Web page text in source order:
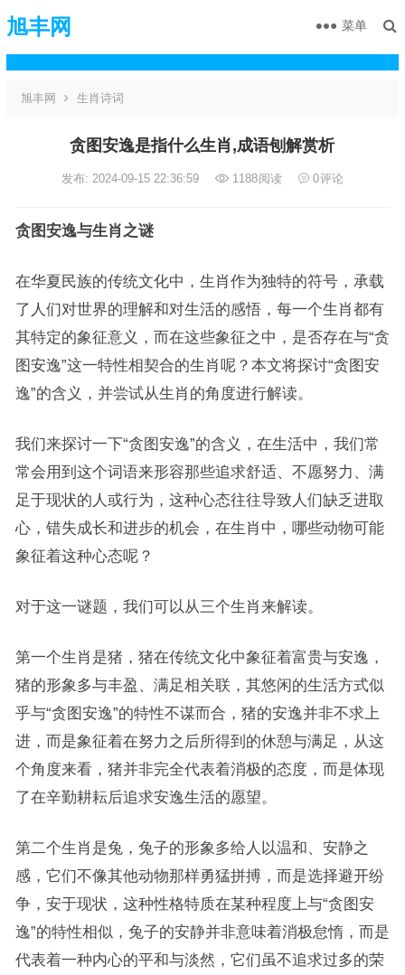
旭丰网 菜单
旭丰网 生肖诗词
贪图安逸是指什么生肖,成语刨解赏析
发布: 2024-09-15 22:36:59 1188阅读 0评论
贪图安逸与生肖之谜
在华夏民族的传统文化中，生肖作为独特的符号，承载
了人们对世界的理解和对生活的感悟，每一个生肖都有
其特定的象征意义，而在这些象征之中，是否存在与“贪
图安逸”这一特性相契合的生肖呢？本文将探讨“贪图安
逸”的含义，并尝试从生肖的角度进行解读。
我们来探讨一下“贪图安逸”的含义，在生活中，我们常
常会用到这个词语来形容那些追求舒适、不愿努力、满
足于现状的人或行为，这种心态往往导致人们缺乏进取
心，错失成长和进步的机会，在生肖中，哪些动物可能
象征着这种心态呢？
对于这一谜题，我们可以从三个生肖来解读。
第一个生肖是猪，猪在传统文化中象征着富贵与安逸，
猪的形象多与丰盈、满足相关联，其悠闲的生活方式似
乎与“贪图安逸”的特性不谋而合，猪的安逸并非不求上
进，而是象征着在努力之后所得到的休憩与满足，从这
个角度来看，猪并非完全代表着消极的态度，而是体现
了在辛勤耕耘后追求安逸生活的愿望。
第二个生肖是兔，兔子的形象多给人以温和、安静之
感，它们不像其他动物那样勇猛拼搏，而是选择避开纷
争，安于现状，这种性格特质在某种程度上与“贪图安
逸”的特性相似，兔子的安静并非意味着消极怠惰，而是
代表着一种内心的平和与淡然，它们虽不追求过多的荣